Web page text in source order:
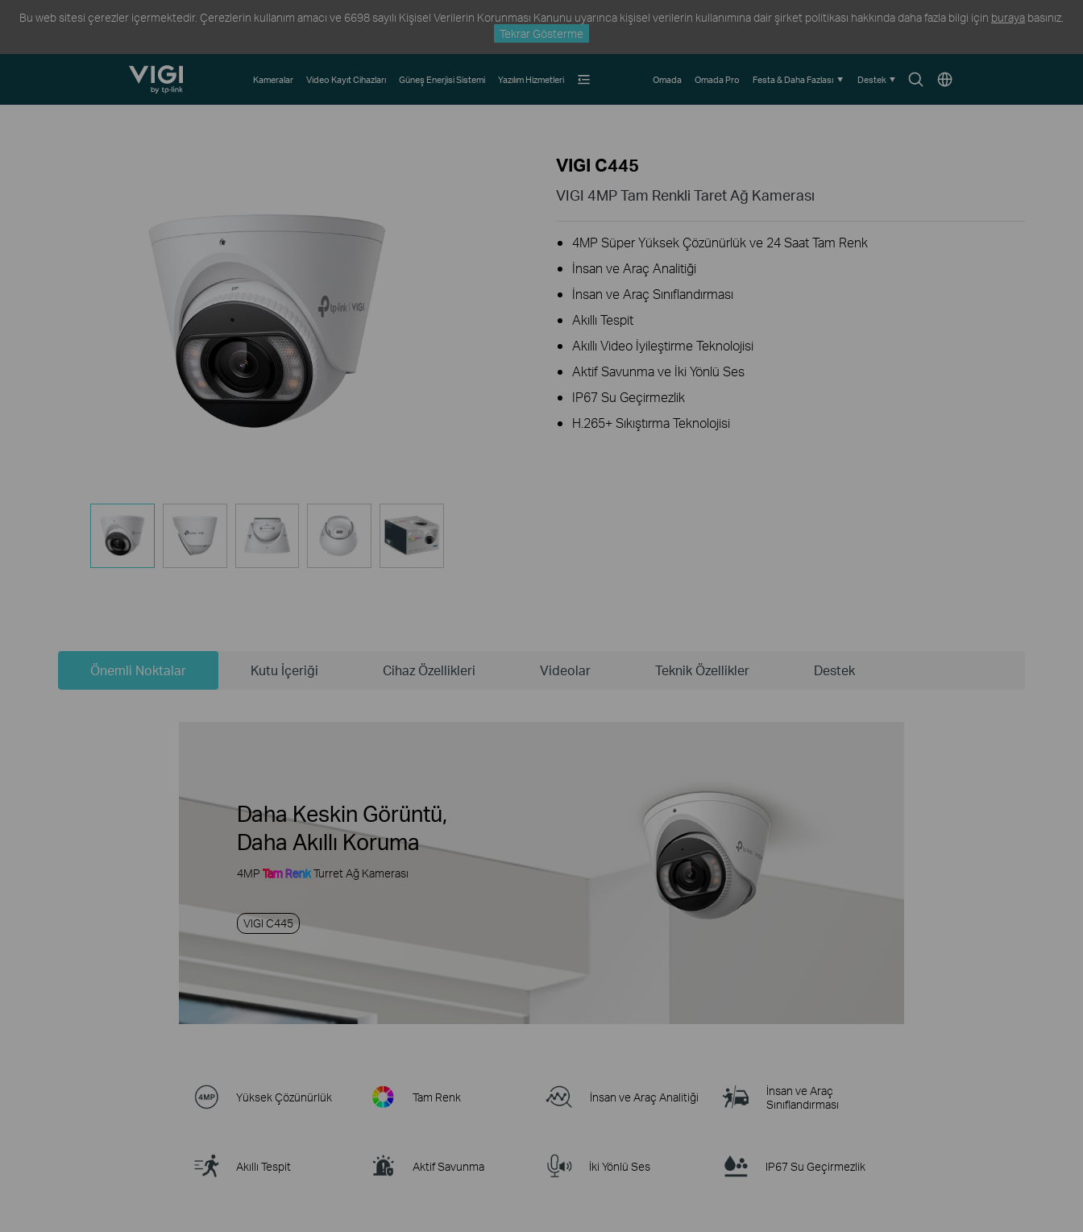
Bu web sitesi çerezler içermektedir. Çerezlerin kullanım amacı ve 6698 sayılı Kişisel Verilerin Korunması Kanunu uyarınca kişisel verilerin kullanımına dair şirket politikası hakkında daha fazla bilgi için buraya basınız.
Tekrar Gösterme
TP-Link, Reliably Smart
AramaKonum
Kameralar Video Kayıt Cihazları Güneş Enerjisi Sistemi Yazılım Hizmetleri Omada Omada Pro Festa & Daha Fazlası Destek
VIGI C445
VIGI 4MP Tam Renkli Taret Ağ Kamerası
4MP Süper Yüksek Çözünürlük ve 24 Saat Tam Renk
İnsan ve Araç Analitiği
İnsan ve Araç Sınıflandırması
Akıllı Tespit
Akıllı Video İyileştirme Teknolojisi
Aktif Savunma ve İki Yönlü Ses
IP67 Su Geçirmezlik
H.265+ Sıkıştırma Teknolojisi
Önemli Noktalar Kutu İçeriği Cihaz Özellikleri Videolar Teknik Özellikler Destek
Daha Keskin Görüntü,
Daha Akıllı Koruma
4MP Tam RenkTurret Ağ Kamerası
VIGI C445
Yüksek Çözünürlük Tam Renk İnsan ve Araç Analitiği
İnsan ve Araç
Sınıflandırması
Akıllı Tespit Aktif Savunma İki Yönlü Ses IP67 Su Geçirmezlik